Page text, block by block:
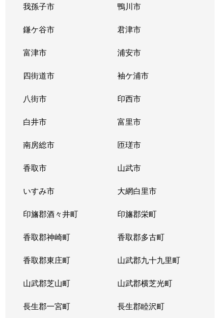
我孫子市 鴨川市
鎌ケ谷市 君津市
富津市 浦安市
四街道市 袖ケ浦市
八街市 印西市
白井市 富里市
南房総市 匝瑳市
香取市 山武市
いすみ市 大網白里市
印旛郡酒々井町 印旛郡栄町
香取郡神崎町 香取郡多古町
香取郡東庄町 山武郡九十九里町
山武郡芝山町 山武郡横芝光町
長生郡一宮町 長生郡睦沢町